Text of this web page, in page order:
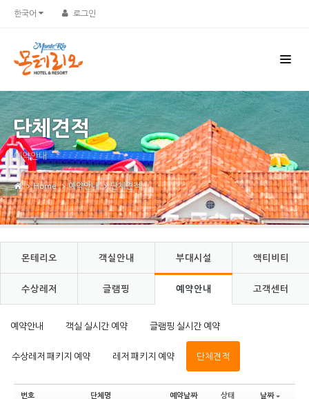
한국어 로그인
단체견적
예약안내
Home 예약안내 단체견적
몬테리오 객실안내 부대시설 액티비티
수상레저 글램핑 예약안내 고객센터
예약안내 객실 실시간 예약 글램핑 실시간 예약
수상레저 패키지 예약 레저 패키지 예약 단체견적
번호 단체명 예약날짜 상태 날짜
Sketchbook5, 스케치북5